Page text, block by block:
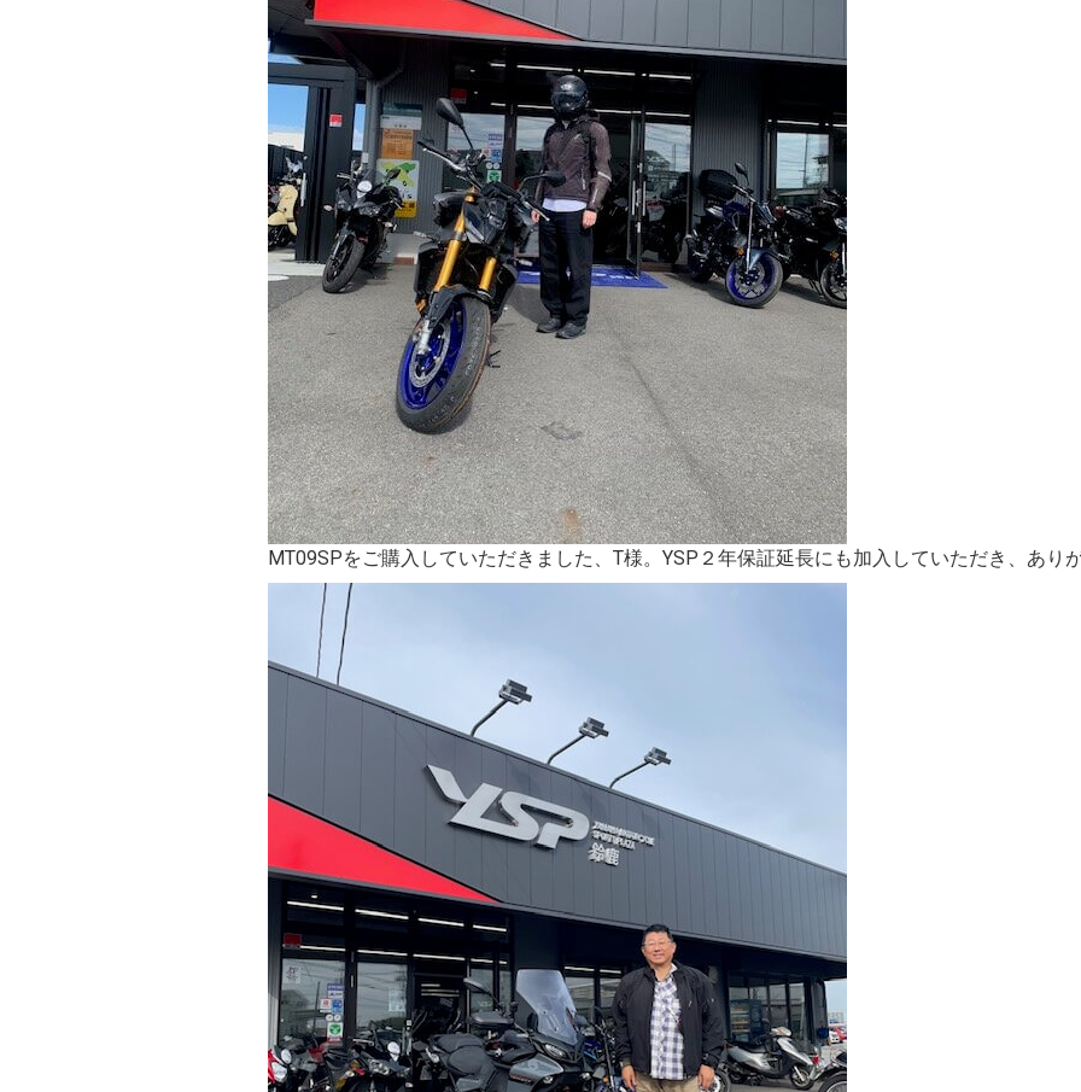
MT09SPをご購入していただきました、T様。YSP２年保証延長にも加入していただき、あり